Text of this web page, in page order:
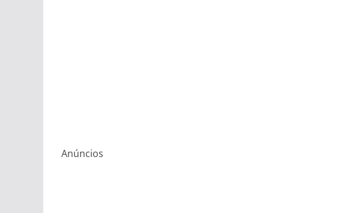
Anúncios